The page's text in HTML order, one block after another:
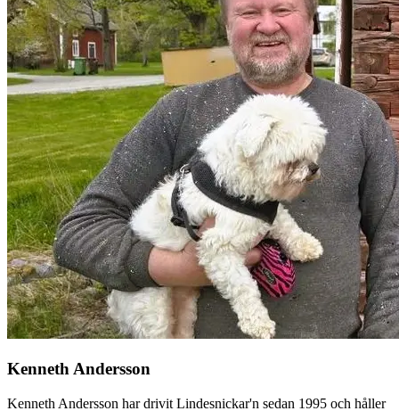
Kenneth Andersson
Kenneth Andersson har drivit Lindesnickar'n sedan 1995 och håller